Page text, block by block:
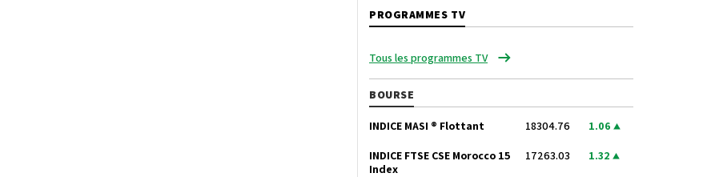
PROGRAMMES TV
Tous les programmes TV
BOURSE
INDICE MASI ® Flottant 18304.76 1.06
INDICE FTSE CSE Morocco 15
Index
17263.03 1.32